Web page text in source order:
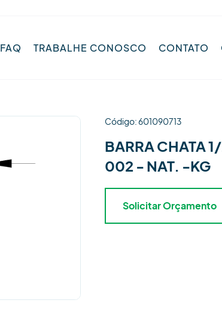
FAQ TRABALHE CONOSCO CONTATO
Código: 601090713
BARRA CHATA
002 - NAT. -KG
Solicitar Orçamento